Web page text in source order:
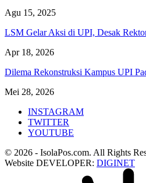
Agu 15, 2025
LSM Gelar Aksi di UPI, Desak
Apr 18, 2026
Dilema Rekonstruksi Kampus UPI
Mei 28, 2026
INSTAGRAM
TWITTER
YOUTUBE
© 2026 - IsolaPos.com. All Rights
Website DEVELOPER: DIGINET